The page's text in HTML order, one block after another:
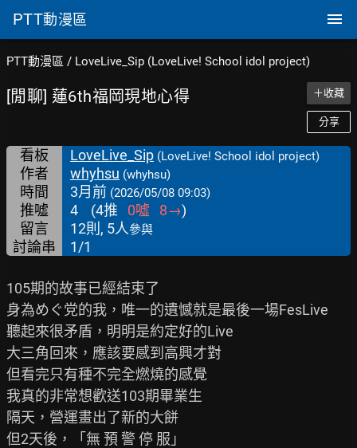
PTT動漫區
PTT動漫區 / LoveLive_Sip (LoveLive! School idol project)
[閒聊] 蓮6th福岡現地心得 ＋收藏
分享
看板 LoveLive_Sip (LoveLive! School idol project)
作者 whyhsu (whyhsu)
時間 3月前 (2026/05/08 09:03)
推噓 4 (4推 0噓 8→)
留言
12則, 5人參與
討論串 1/1
105期的故事已經結束了
身為めぐ党的我，唯一的遺憾就是最後一場FesLive
聽起來很矛盾，明明是約定好的Live
大三角回來，應該要感到高興才對
但看完只有種不完全燃燒的感覺
我真的非常想歡送103期畢業生
隔天，營運畫出了新的大餅
但2天後，「無 預 警 停 服」